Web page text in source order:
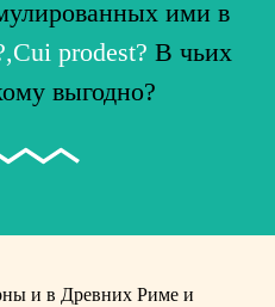
ими в
prodest? В чьих
выгодно?
и в Древних Риме и